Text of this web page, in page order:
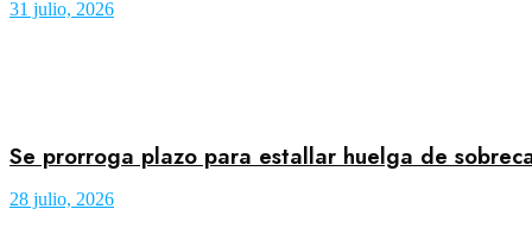
31 julio, 2026
Se prorroga plazo para estallar huelga de
28 julio, 2026